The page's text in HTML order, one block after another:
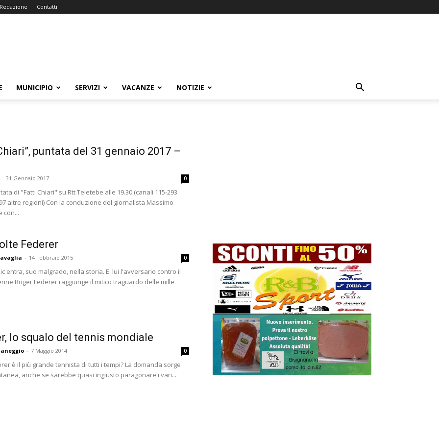
Redazione Contatti
MUNICIPIO SERVIZI VACANZE NOTIZIE
puntata del 31 gennaio 2017 –
- 31 Gennaio 2017 0
di "Fatti Chiari" su Rtt Teletebe alle 19.30 (canali 115-293
altre regioni) Con la conduzione del giornalista Massimo
con...
Federer
- 14 Febbraio 2015 0
entra, suo malgrado, nella storia. E' lui l'avversario contro il
Roger Federer raggiunge il mitico traguardo delle mille
lo squalo del tennis mondiale
- 7 Maggio 2014 0
è il più grande tennista di tutti i tempi? La domanda sorge
anche se sarebbe quasi ingiusto paragonare i vari...